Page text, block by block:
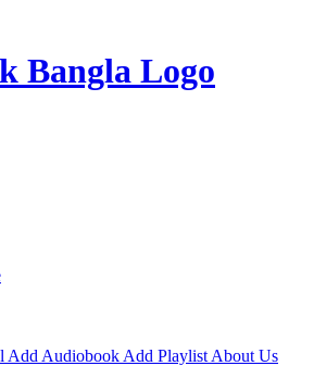
Add Audiobook Add Playlist About Us